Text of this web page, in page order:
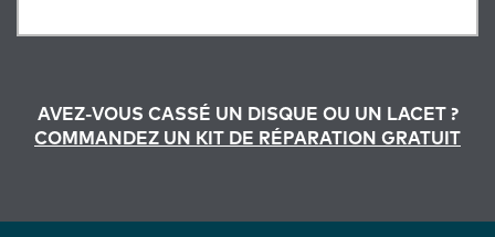
AVEZ-VOUS CASSÉ UN DISQUE OU UN LACET ?
COMMANDEZ UN KIT DE RÉPARATION GRATUIT